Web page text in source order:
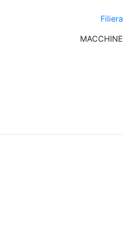
Filiera
MACCHINE